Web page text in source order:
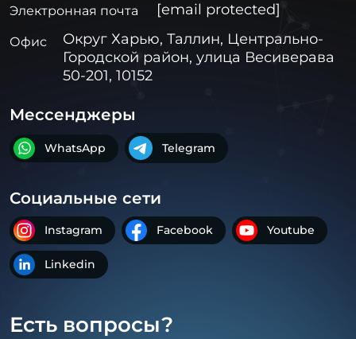
Электронная почта [email protected]
Офис
Округ Харью, Таллин, Центрально-
Городской район, улица Весиверава
50-201, 10152
Мессенджеры
WhatsApp Telegram
Социальные сети
Instagram Facebook Youtube
Linkedin
Есть вопросы?